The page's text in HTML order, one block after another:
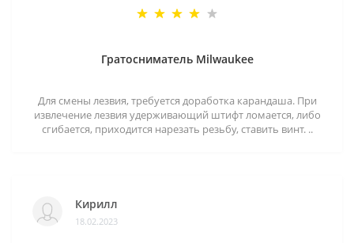
Гратосниматель Milwaukee
Для смены лезвия, требуется доработка карандаша. При
извлечение лезвия удерживающий штифт ломается, либо
сгибается, приходится нарезать резьбу, ставить винт. ..
Кирилл
18.02.2023